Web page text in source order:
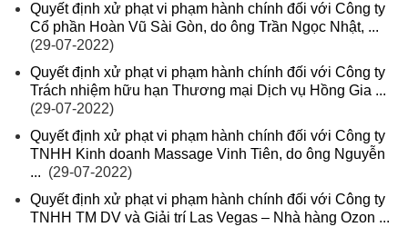
Quyết định xử phạt vi phạm hành chính đối với Công ty
Cổ phần Hoàn Vũ Sài Gòn, do ông Trần Ngọc Nhật, ...
(29-07-2022)
Quyết định xử phạt vi phạm hành chính đối với Công ty
Trách nhiệm hữu hạn Thương mại Dịch vụ Hồng Gia ...
(29-07-2022)
Quyết định xử phạt vi phạm hành chính đối với Công ty
TNHH Kinh doanh Massage Vinh Tiên, do ông Nguyễn
... (29-07-2022)
Quyết định xử phạt vi phạm hành chính đối với Công ty
TNHH TM DV và Giải trí Las Vegas – Nhà hàng Ozon ...